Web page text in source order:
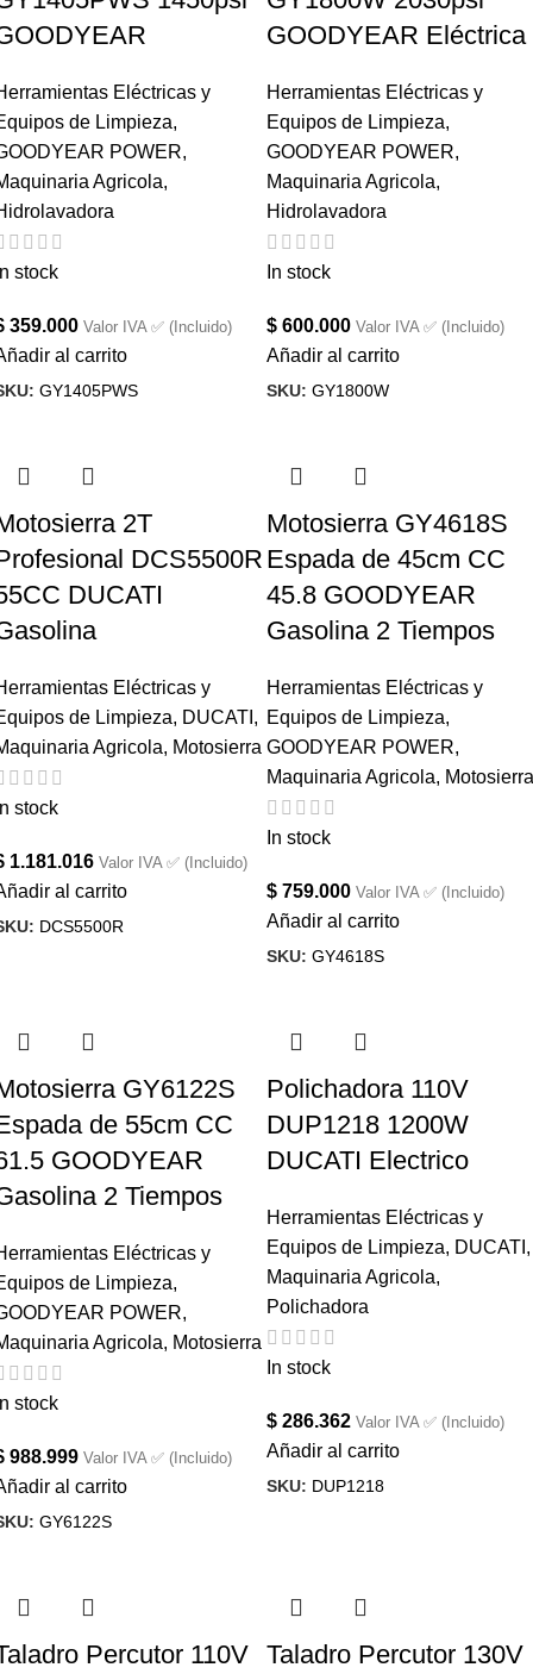
Eléctricas y
de Limpieza,
POWER,
Agricola,
stock
359.000 Valor IVA ✅ (Incluido)
al carrito
GY1405PWS
GOODYEAR Eléctrica
Herramientas Eléctricas y
Equipos de Limpieza,
GOODYEAR POWER,
Maquinaria Agricola,
Hidrolavadora
In stock
$ 600.000 Valor IVA ✅ (Incluido)
Añadir al carrito
SKU: GY1800W
2T
DCS5500R
DUCATI
Eléctricas y
de Limpieza, DUCATI ,
Agricola, Motosierra
stock
1.181.016 Valor IVA ✅ (Incluido)
al carrito
DCS5500R
Motosierra GY4618S
Espada de 45cm CC
45.8 GOODYEAR
Gasolina 2 Tiempos
Herramientas Eléctricas y
Equipos de Limpieza,
GOODYEAR POWER,
Maquinaria Agricola, Motosierra
In stock
$ 759.000 Valor IVA ✅ (Incluido)
Añadir al carrito
SKU: GY4618S
GY6122S
de 55cm CC
GOODYEAR
2 Tiempos
Eléctricas y
de Limpieza,
POWER,
Agricola, Motosierra
stock
988.999 Valor IVA ✅ (Incluido)
al carrito
GY6122S
Polichadora 110V
DUP1218 1200W
DUCATI Electrico
Herramientas Eléctricas y
Equipos de Limpieza, DUCATI ,
Maquinaria Agricola,
Polichadora
In stock
$ 286.362 Valor IVA ✅ (Incluido)
Añadir al carrito
SKU: DUP1218
Percutor 110V Taladro Percutor 130V